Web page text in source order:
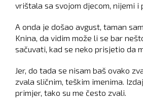
vrištala sa svojom djecom, nijemi i
A onda je došao avgust, taman
Knina, da vidim može li se bar
sačuvati, kad se neko prisjetio da
Jer, do tada se nisam baš ovako
zvala sličnim, teškim imenima.
primjer, tako su me često zvali.